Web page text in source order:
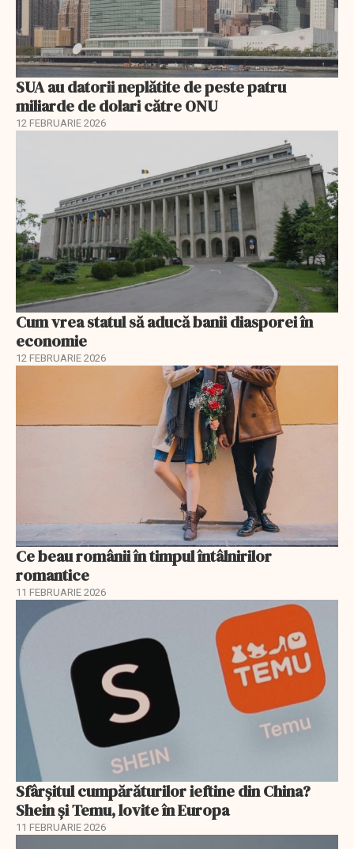
SUA au datorii neplătite de peste patru
miliarde de dolari către ONU
12 FEBRUARIE 2026
Cum vrea statul să aducă banii diasporei în
economie
12 FEBRUARIE 2026
Ce beau românii în timpul întâlnirilor
romantice
11 FEBRUARIE 2026
Sfârșitul cumpărăturilor ieftine din China?
Shein și Temu, lovite în Europa
11 FEBRUARIE 2026